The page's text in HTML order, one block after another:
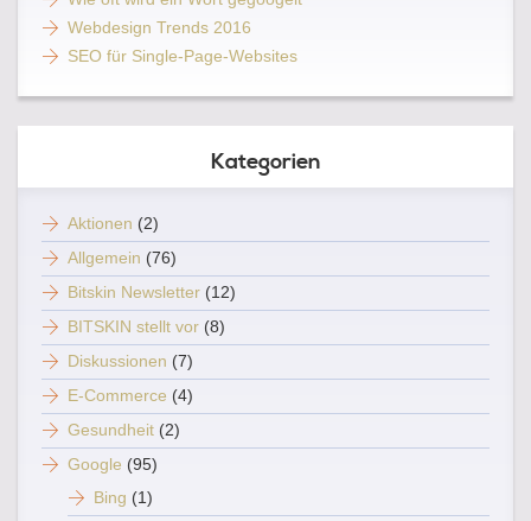
Webdesign Trends 2016
SEO für Single-Page-Websites
Kategorien
Aktionen (2)
Allgemein (76)
Bitskin Newsletter (12)
BITSKIN stellt vor (8)
Diskussionen (7)
E-Commerce (4)
Gesundheit (2)
Google (95)
Bing (1)